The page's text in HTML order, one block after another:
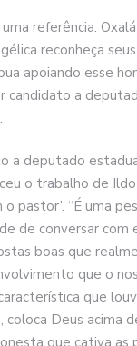
referência.
reconheça
apoiando esse
candidato a
a deputado
o trabalho de
pastor’. “É uma
de conversar com
boas que
que o
que
coloca Deus acima